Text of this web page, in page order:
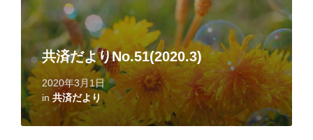
共済だよりNo.51(2020.3)
2020年3月1日
in 共済だより